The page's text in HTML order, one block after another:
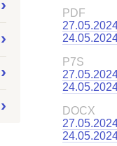
PDF
P7S
DOCX